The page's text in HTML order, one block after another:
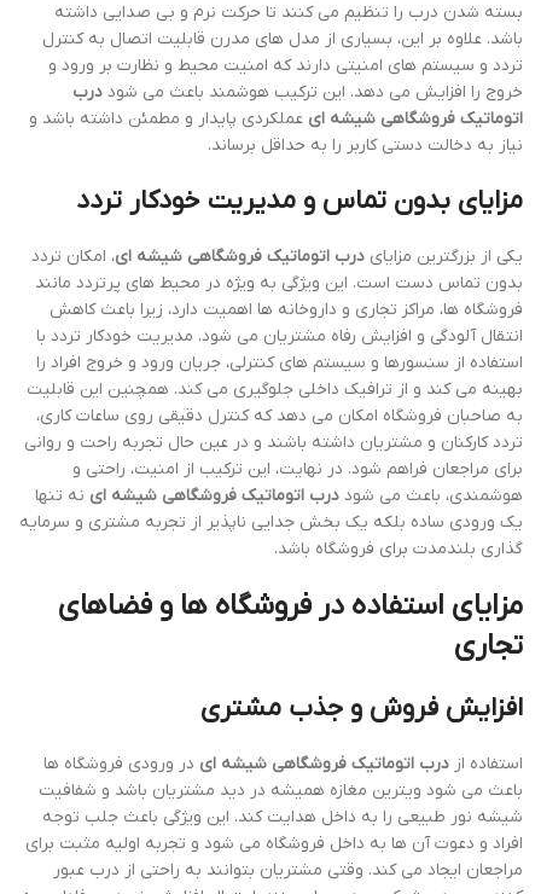
بسته شدن درب را تنظیم می کنند تا حرکت نرم و بی صدایی داشته
باشد. علاوه بر این، بسیاری از مدل های مدرن قابلیت اتصال به کنترل
تردد و سیستم های امنیتی دارند که امنیت محیط و نظارت بر ورود و
خروج را افزایش می دهد. این ترکیب هوشمند باعث می شود درب
اتوماتیک فروشگاهی شیشه ای عملکردی پایدار و مطمئن داشته باشد و
نیاز به دخالت دستی کاربر را به حداقل برساند.
مزایای بدون تماس و مدیریت خودکار تردد
یکی از بزرگترین مزایای درب اتوماتیک فروشگاهی شیشه ای، امکان تردد
بدون تماس دست است. این ویژگی به ویژه در محیط های پرتردد مانند
فروشگاه ها، مراکز تجاری و داروخانه ها اهمیت دارد، زیرا باعث کاهش
انتقال آلودگی و افزایش رفاه مشتریان می شود. مدیریت خودکار تردد با
استفاده از سنسورها و سیستم های کنترلی، جریان ورود و خروج افراد را
بهینه می کند و از ترافیک داخلی جلوگیری می کند. همچنین این قابلیت
به صاحبان فروشگاه امکان می دهد که کنترل دقیقی روی ساعات کاری،
تردد کارکنان و مشتریان داشته باشند و در عین حال تجربه راحت و روانی
برای مراجعان فراهم شود. در نهایت، این ترکیب از امنیت، راحتی و
هوشمندی، باعث می شود درب اتوماتیک فروشگاهی شیشه ای نه تنها
یک ورودی ساده بلکه یک بخش جدایی ناپذیر از تجربه مشتری و سرمایه
گذاری بلندمدت برای فروشگاه باشد.
مزایای استفاده در فروشگاه ها و فضاهای
تجاری
افزایش فروش و جذب مشتری
استفاده از درب اتوماتیک فروشگاهی شیشه ای در ورودی فروشگاه ها
باعث می شود ویترین مغازه همیشه در دید مشتریان باشد و شفافیت
شیشه نور طبیعی را به داخل هدایت کند. این ویژگی باعث جلب توجه
افراد و دعوت آن ها به داخل فروشگاه می شود و تجربه اولیه مثبت برای
مراجعان ایجاد می کند. وقتی مشتریان بتوانند به راحتی از درب عبور